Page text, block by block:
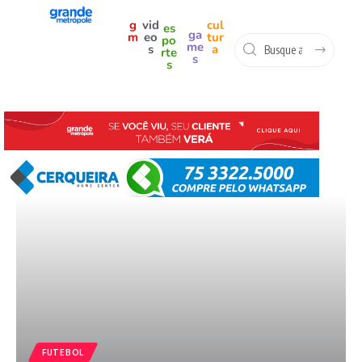
g
m
vid
eo
s
es
po
rte
s
ga
me
s
cul
tur
a
FUTEBOL